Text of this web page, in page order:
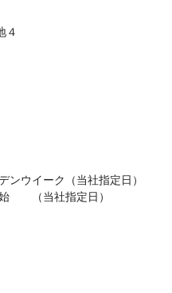
４
ンウイーク（当社指定日）
（当社指定日）